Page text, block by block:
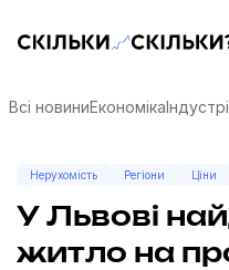
Скільки-скільки? —
Всі новиниЕкономіка
Нерухомість Регіони Ціни
У Львові
житло на